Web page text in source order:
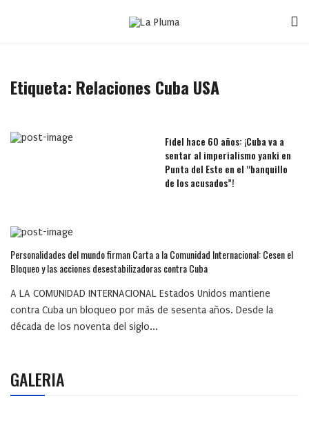
Etiqueta: Relaciones Cuba USA
Fidel hace 60 años: ¡Cuba va a
sentar al imperialismo yanki en
Punta del Este en el “banquillo
de los acusados”!
Personalidades del mundo firman Carta a la Comunidad Internacional: Cesen el
Bloqueo y las acciones desestabilizadoras contra Cuba
A LA COMUNIDAD INTERNACIONAL Estados Unidos mantiene
contra Cuba un bloqueo por más de sesenta años. Desde la
década de los noventa del siglo...
GALERIA